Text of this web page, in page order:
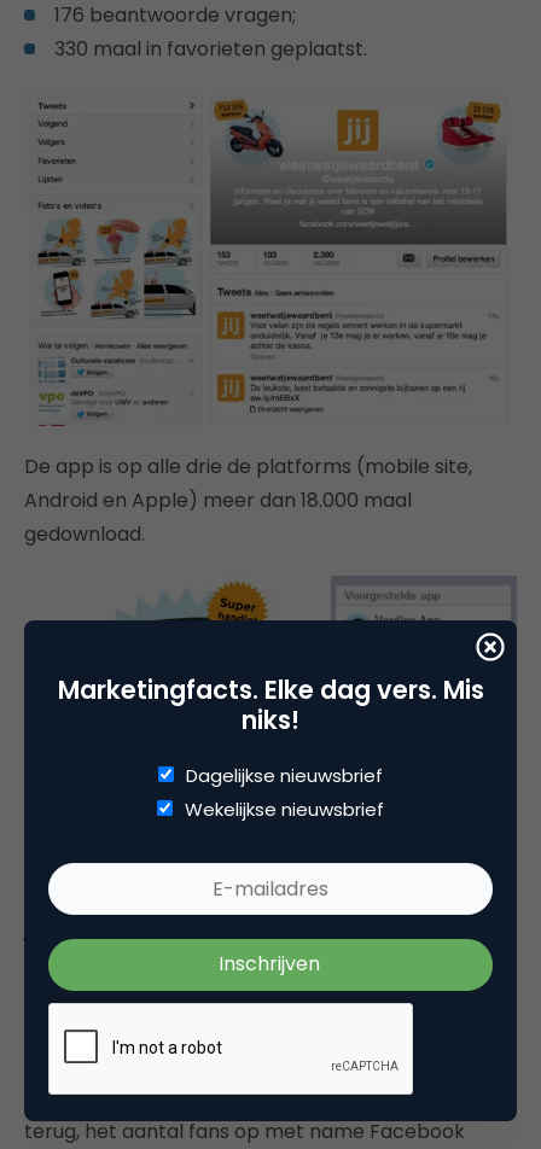
176 beantwoorde vragen;
330 maal in favorieten geplaatst.
De app is op alle drie de platforms (mobile site,
Android en Apple) meer dan 18.000 maal
gedownload.
De limo-actie leverde 630 groepsfoto’s op vol met
De top-3 kandidaten wisten boven de 200 likes op
hun foto te verzamelen en natuurlijk heeft het
winnen zelf ook veel deelbare content opgeleverd.
Zodra de vakantieperiode echt begonnen was,
hebben wij minder geadverteerd. De vragen liepen
terug, het aantal fans op met name Facebook
Marketingfacts. Elke dag vers. Mis
niks!
Dagelijkse nieuwsbrief
Wekelijkse nieuwsbrief